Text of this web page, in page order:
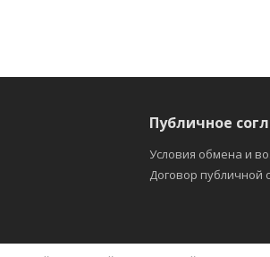
Публичное
Условия обмена и
Договор публичной